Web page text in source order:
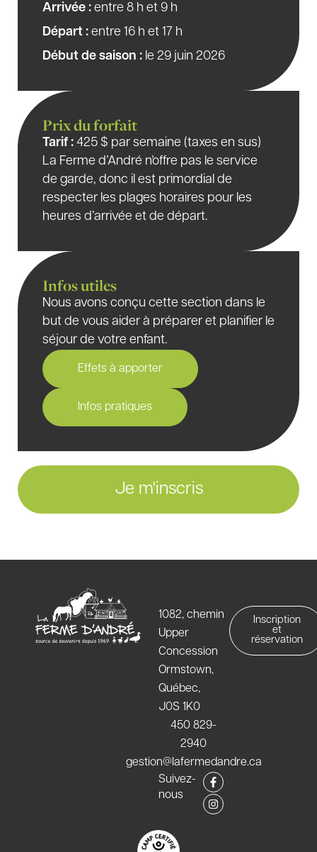
Arrivée : entre 8 h et 9 h
Départ : entre 16 h et 17 h
Début de saison : le 29 juin 2026
Prix du forfait
Tarif : 425 $ par semaine (taxes en sus)
La Ferme d’André n’offre pas le service
de garde, donc il est primordial de
respecter les plages horaires pour les
heures d’arrivée et de départ.
Infos utiles
Nous avons conçu cette section dans le
but de vous aider à préparer et planifier le
séjour de votre enfant.
Effets à apporter
Infos pratiques
Je m'inscris
1082, chemin
Upper
Concession
Ormstown,
Québec,
J0S 1K0
450 829-
2940
gestion@lafermedandre.ca
Suivez-
nous
F
a
c
e
I
n
s
t
Inscription
et
réservation